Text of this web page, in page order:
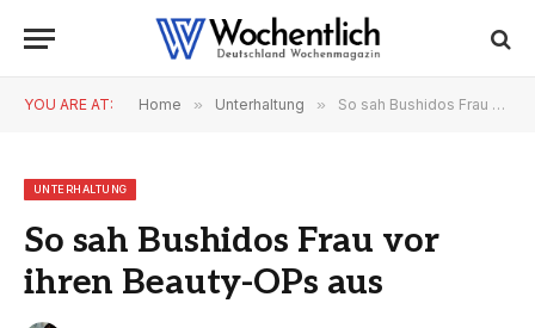
YOU ARE AT: Home » Unterhaltung » So sah Bushidos Frau vor ihren Beauty-OPs aus
UNTERHALTUNG
So sah Bushidos Frau vor
ihren Beauty-OPs aus